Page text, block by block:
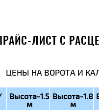
ПРАЙС-ЛИСТ С
ЦЕНЫ НА ВОРОТА И
Высота-1.5
м
Высота-1.8
м